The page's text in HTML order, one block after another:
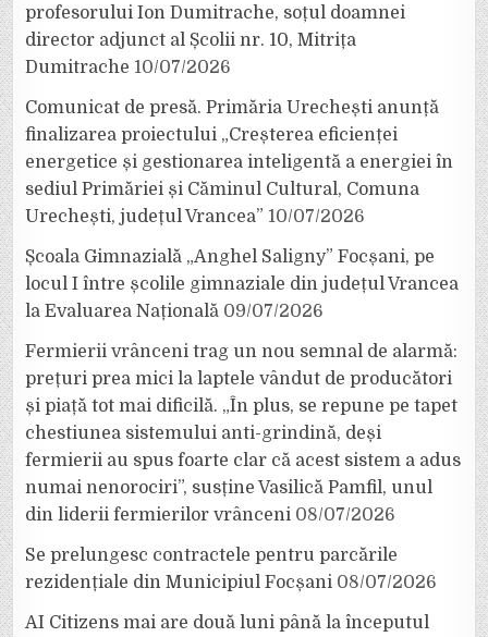
profesorului Ion Dumitrache, soțul doamnei
director adjunct al Școlii nr. 10, Mitrița
Dumitrache 10/07/2026
Comunicat de presă. Primăria Urechești anunță
finalizarea proiectului „Creșterea eficienței
energetice și gestionarea inteligentă a energiei în
sediul Primăriei și Căminul Cultural, Comuna
Urechești, județul Vrancea” 10/07/2026
Școala Gimnazială „Anghel Saligny” Focșani, pe
locul I între școlile gimnaziale din județul Vrancea
la Evaluarea Națională 09/07/2026
Fermierii vrânceni trag un nou semnal de alarmă:
prețuri prea mici la laptele vândut de producători
și piață tot mai dificilă. „În plus, se repune pe tapet
chestiunea sistemului anti-grindină, deși
fermierii au spus foarte clar că acest sistem a adus
numai nenorociri”, susține Vasilică Pamfil, unul
din liderii fermierilor vrânceni 08/07/2026
Se prelungesc contractele pentru parcările
rezidențiale din Municipiul Focșani 08/07/2026
AI Citizens mai are două luni până la începutul